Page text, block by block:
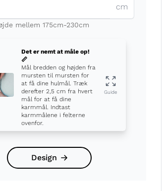
cm
mellem 175cm-230cm
Det er nemt at måle op!
📏
Mål bredden og højden fra
mursten til mursten for
at få dine hulmål. Træk
derefter 2,5 cm fra hvert
mål for at få dine
karmmål. Indtast
karmmålene i felterne
ovenfor.
Guide
Design